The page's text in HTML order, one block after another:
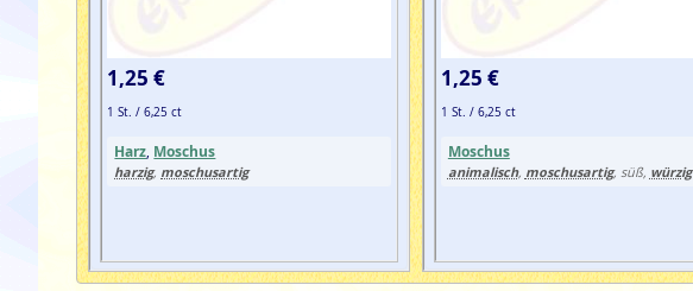
1,25 €
1 St. / 6,25 ct
Harz Moschus
harzig, moschusartig
1,25 €
1 St. / 6,25 ct
Moschus
animalisch, moschusartig, süß, würzig